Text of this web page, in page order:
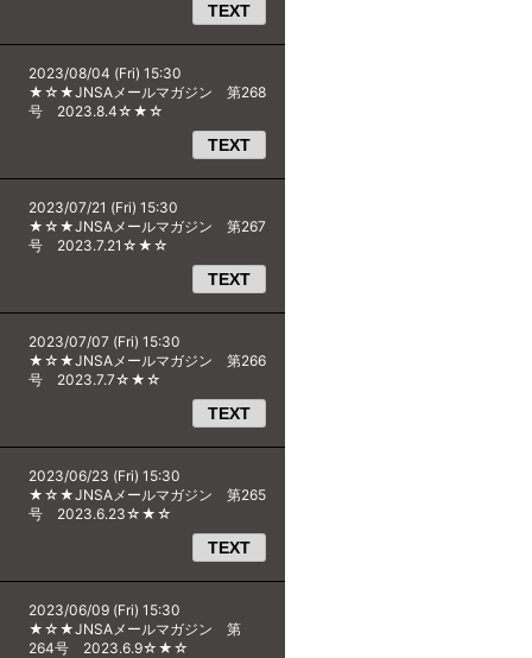
TEXT
2023/08/04 (Fri) 15:30
★☆★JNSAメールマガジン 第268
号 2023.8.4☆★☆
TEXT
2023/07/21 (Fri) 15:30
★☆★JNSAメールマガジン 第267
号 2023.7.21☆★☆
TEXT
2023/07/07 (Fri) 15:30
★☆★JNSAメールマガジン 第266
号 2023.7.7☆★☆
TEXT
2023/06/23 (Fri) 15:30
★☆★JNSAメールマガジン 第265
号 2023.6.23☆★☆
TEXT
2023/06/09 (Fri) 15:30
★☆★JNSAメールマガジン 第
264号 2023.6.9☆★☆